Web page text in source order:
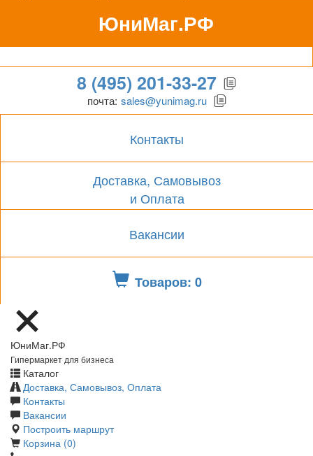
ЮниМаг.РФ
Гипермаркет для бизнеса
8 (495) 201-33-27
почта: sales@yunimag.ru
Контакты
Доставка, Самовывоз
и Оплата
Вакансии
Товаров: 0
ЮниМаг.РФ
Гипермаркет для бизнеса
Каталог
Доставка, Самовывоз, Оплата
Контакты
Вакансии
Построить маршрут
Корзина (0)